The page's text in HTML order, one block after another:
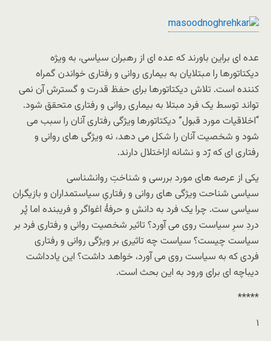
عده ای براین باورند که عده ای از رهبران سیاسی، به ویژه
دیکتاتورها را مبتلایان به بیماری روانی و رفتاری خواندن گمراه
کننده است. تلاش دیکتاتورها برای حفظ قدرت و گسترش آن نمی
تواند توسط یک فرد مبتلا به بیماری روانی و رفتاری متحقق شود.
“اخلاقیات مورد قبول” دیکتاتورها ویژگی رفتاری آنان را سبب می
شود و شخصیت آنان را شکل می دهد، نه ویژگی های روانی و
رفتاری ای که رّد و نشانه ازاختلال دارند.
یکی از عرصه های مورد بررسی و شناختِ روانشناسی
سیاسی شناحت ویژگی های روانی و رفتاریِ سیاستمداران و بازیگران
سیاسی ست. چرا یک فرد به دانش و حرفۀ اغواگر و فریبنده اما پُر
دردِ سرِ سیاست روی می آورد؟ تاثیر شخصیت روانی و رفتاری فرد بر
سیاست چیست؟ سیاست چه تاثیری بر ویژگی روانی و رفتاری
فردی که به سیاست روی می آورد، خواهد داشت؟ این یادداشت
دیباچه ای برای ورود به این بحث است.
*****
۱